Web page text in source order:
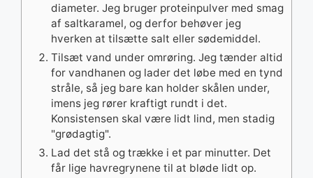
diameter. Jeg bruger proteinpulver med smag
af saltkaramel, og derfor behøver jeg
hverken at tilsætte salt eller sødemiddel.
Tilsæt vand under omrøring. Jeg tænder altid
for vandhanen og lader det løbe med en tynd
stråle, så jeg bare kan holder skålen under,
imens jeg rører kraftigt rundt i det.
Konsistensen skal være lidt lind, men stadig
"grødagtig".
Lad det stå og trække i et par minutter. Det
får lige havregrynene til at bløde lidt op.